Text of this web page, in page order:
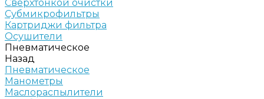
Сверхтонкой очистки
Субмикрофильтры
Картриджи фильтра
Осушители
Пневматическое
Назад
Пневматическое
Манометры
Маслораспылители